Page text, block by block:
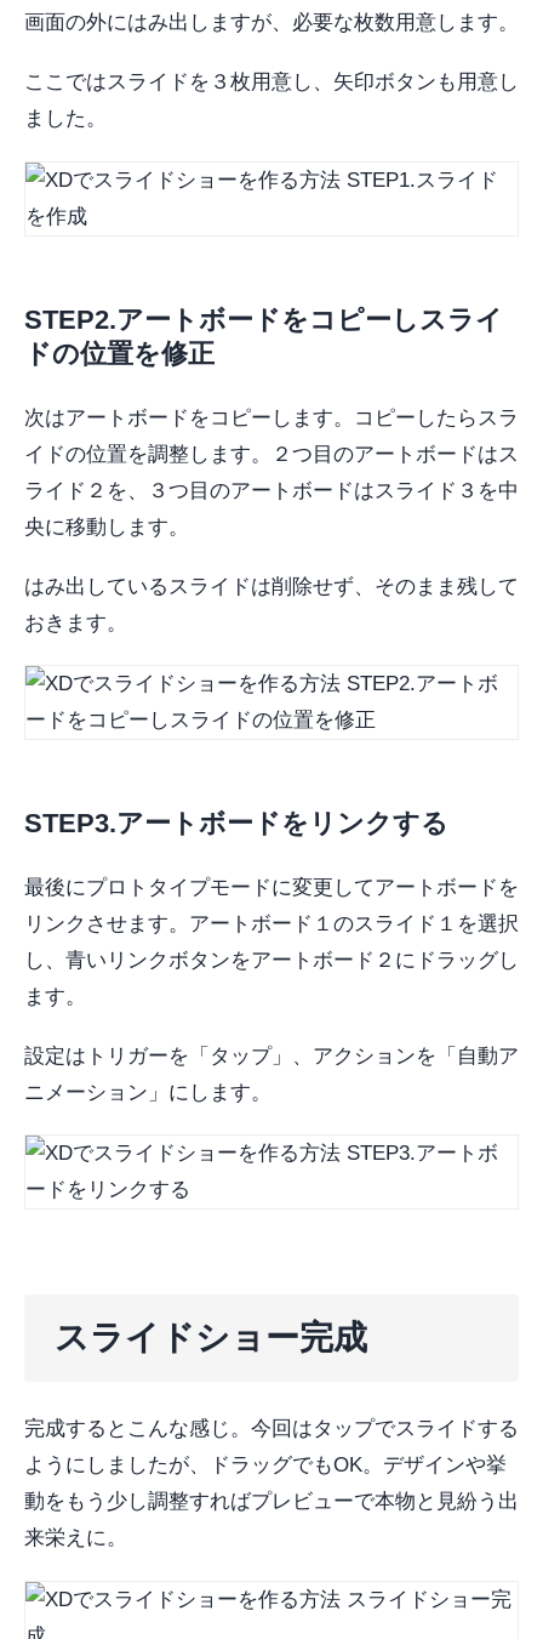
画面の外にはみ出しますが、必要な枚数用意します。
ここではスライドを３枚用意し、矢印ボタンも用意し
ました。
STEP2.アートボードをコピーしスライ
ドの位置を修正
次はアートボードをコピーします。コピーしたらスラ
イドの位置を調整します。２つ目のアートボードはス
ライド２を、３つ目のアートボードはスライド３を中
央に移動します。
はみ出しているスライドは削除せず、そのまま残して
おきます。
STEP3.アートボードをリンクする
最後にプロトタイプモードに変更してアートボードを
リンクさせます。アートボード１のスライド１を選択
し、青いリンクボタンをアートボード２にドラッグし
ます。
設定はトリガーを「タップ」、アクションを「自動ア
ニメーション」にします。
スライドショー完成
完成するとこんな感じ。今回はタップでスライドする
ようにしましたが、ドラッグでもOK。デザインや挙
動をもう少し調整すればプレビューで本物と見紛う出
来栄えに。